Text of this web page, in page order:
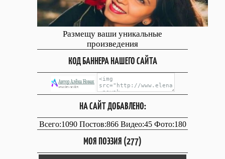
Размещу ваши уникальные
произведения
КОД БАННЕРА НАШЕГО САЙТА
НА САЙТ ДОБАВЛЕНО:
Всего:1090 Постов:866 Видео:45 Фото:180
МОЯ ПОЭЗИЯ (277)